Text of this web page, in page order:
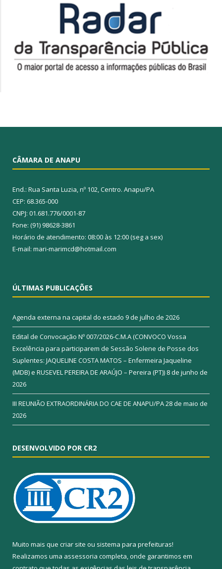
CÂMARA DE ANAPU
End.: Rua Santa Luzia, nº 102, Centro. Anapu/PA
CEP: 68.365-000
CNPJ: 01.681.776/0001-87
Fone: (91) 98628-3861
Horário de atendimento: 08:00 às 12:00 (seg a sex)
E-mail: mari-marimcd@hotmail.com
ÚLTIMAS PUBLICAÇÕES
Agenda externa na capital do estado 9 de julho de 2026
Edital de Convocação Nº 007/2026-C.M.A (CONVOCO Vossa
Excelência para participarem de Sessão Solene de Posse dos
Suplentes: JAQUELINE COSTA MATOS – Enfermeira Jaqueline
(MDB) e RUSEVEL PEREIRA DE ARAÚJO – Pereira (PT)) 8 de junho de
2026
III REUNIÃO EXTRAORDINÁRIA DO CAE DE ANAPU/PA28 de maio de
2026
DESENVOLVIDO POR CR2
Muito mais que criar site ou sistema para prefeituras!
Realizamos uma assessoria completa, onde garantimos em